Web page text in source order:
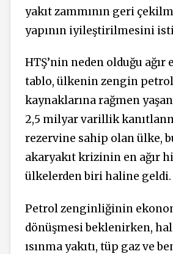
yakıt zammının geri
yapının iyileştirilmesini
HTŞ’nin neden olduğu
tablo, ülkenin zengin
kaynaklarına rağmen
2,5 milyar varillik
rezervine sahip olan ülke,
akaryakıt krizinin en ağır
ülkelerden biri haline geldi.
Petrol zenginliğinin
dönüşmesi beklenirken,
ısınma yakıtı, tüp gaz ve